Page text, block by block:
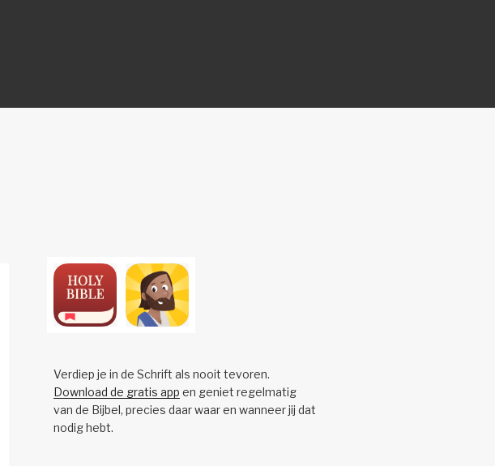
Verdiep je in de Schrift als nooit tevoren.
Download de gratis app en geniet regelmatig
van de Bijbel, precies daar waar en wanneer jij dat
nodig hebt.